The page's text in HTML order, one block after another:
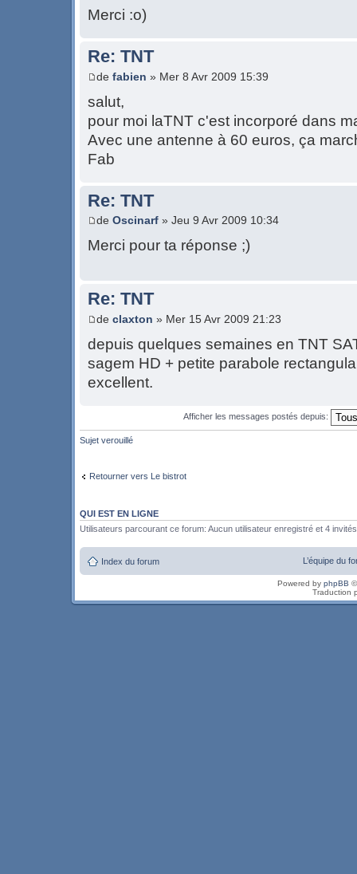
Merci :o)
Re: TNT
de fabien » Mer 8 Avr 2009 15:39
salut,
pour moi laTNT c'est incorporé dans
Avec une antenne à 60 euros, ça
Fab
Re: TNT
de Oscinarf » Jeu 9 Avr 2009 10:34
Merci pour ta réponse ;)
Re: TNT
de claxton » Mer 15 Avr 2009 21:23
depuis quelques semaines en TNT
sagem HD + petite parabole
excellent.
Afficher les messages postés depuis:
Sujet verouillé
Retourner vers Le bistrot
QUI EST EN LIGNE
Utilisateurs parcourant ce forum: Aucun utilisateur enregistré et 4 invités
Index du forum L’équipe du
Powered by phpBB
Traduction